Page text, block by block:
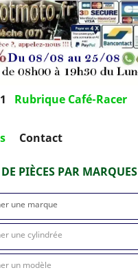
Rubrique Café-Racer
Contact
PIÈCES PAR MARQUES